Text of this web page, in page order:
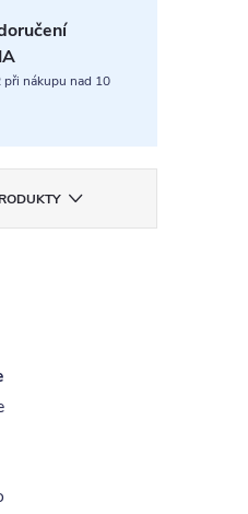
při nákupu nad 10